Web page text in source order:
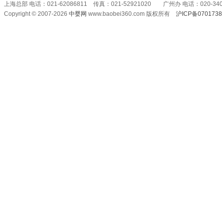
上海总部 电话：021-62086811 传真：021-52921020 广州办 电话：020-
Copyright © 2007-2026 中婴网 www.baobei360.com 版权所有 沪ICP备